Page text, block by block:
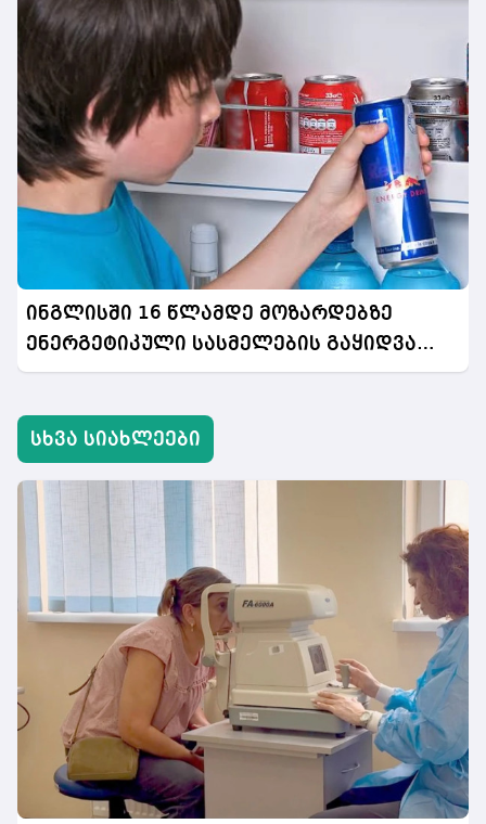
ინგლისში 16 წლამდე მოზარდებზე
ენერგეტიკული სასმელების გაყიდვა
აიკრძალება
სხვა სიახლეები